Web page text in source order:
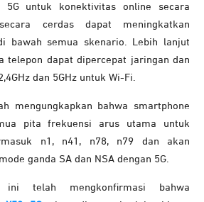
5G untuk konektivitas online secara
cerdas dapat meningkatkan
bawah semua skenario. Lebih lanjut
telepon dapat dipercepat jaringan dan
dan 5GHz untuk Wi-Fi.
mengungkapkan bahwa smartphone
pita frekuensi arus utama untuk
n1, n41, n78, n79 dan akan
ganda SA dan NSA dengan 5G.
ini telah mengkonfirmasi bahwa